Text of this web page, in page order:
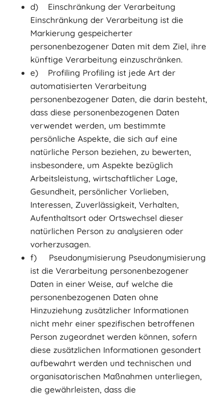
d) Einschränkung der Verarbeitung
Einschränkung der Verarbeitung ist die
Markierung gespeicherter
personenbezogener Daten mit dem Ziel, ihre
künftige Verarbeitung einzuschränken.
e) Profiling Profiling ist jede Art der
automatisierten Verarbeitung
personenbezogener Daten, die darin besteht,
dass diese personenbezogenen Daten
verwendet werden, um bestimmte
persönliche Aspekte, die sich auf eine
natürliche Person beziehen, zu bewerten,
insbesondere, um Aspekte bezüglich
Arbeitsleistung, wirtschaftlicher Lage,
Gesundheit, persönlicher Vorlieben,
Interessen, Zuverlässigkeit, Verhalten,
Aufenthaltsort oder Ortswechsel dieser
natürlichen Person zu analysieren oder
vorherzusagen.
f) Pseudonymisierung Pseudonymisierung
ist die Verarbeitung personenbezogener
Daten in einer Weise, auf welche die
personenbezogenen Daten ohne
Hinzuziehung zusätzlicher Informationen
nicht mehr einer spezifischen betroffenen
Person zugeordnet werden können, sofern
diese zusätzlichen Informationen gesondert
aufbewahrt werden und technischen und
organisatorischen Maßnahmen unterliegen,
die gewährleisten, dass die